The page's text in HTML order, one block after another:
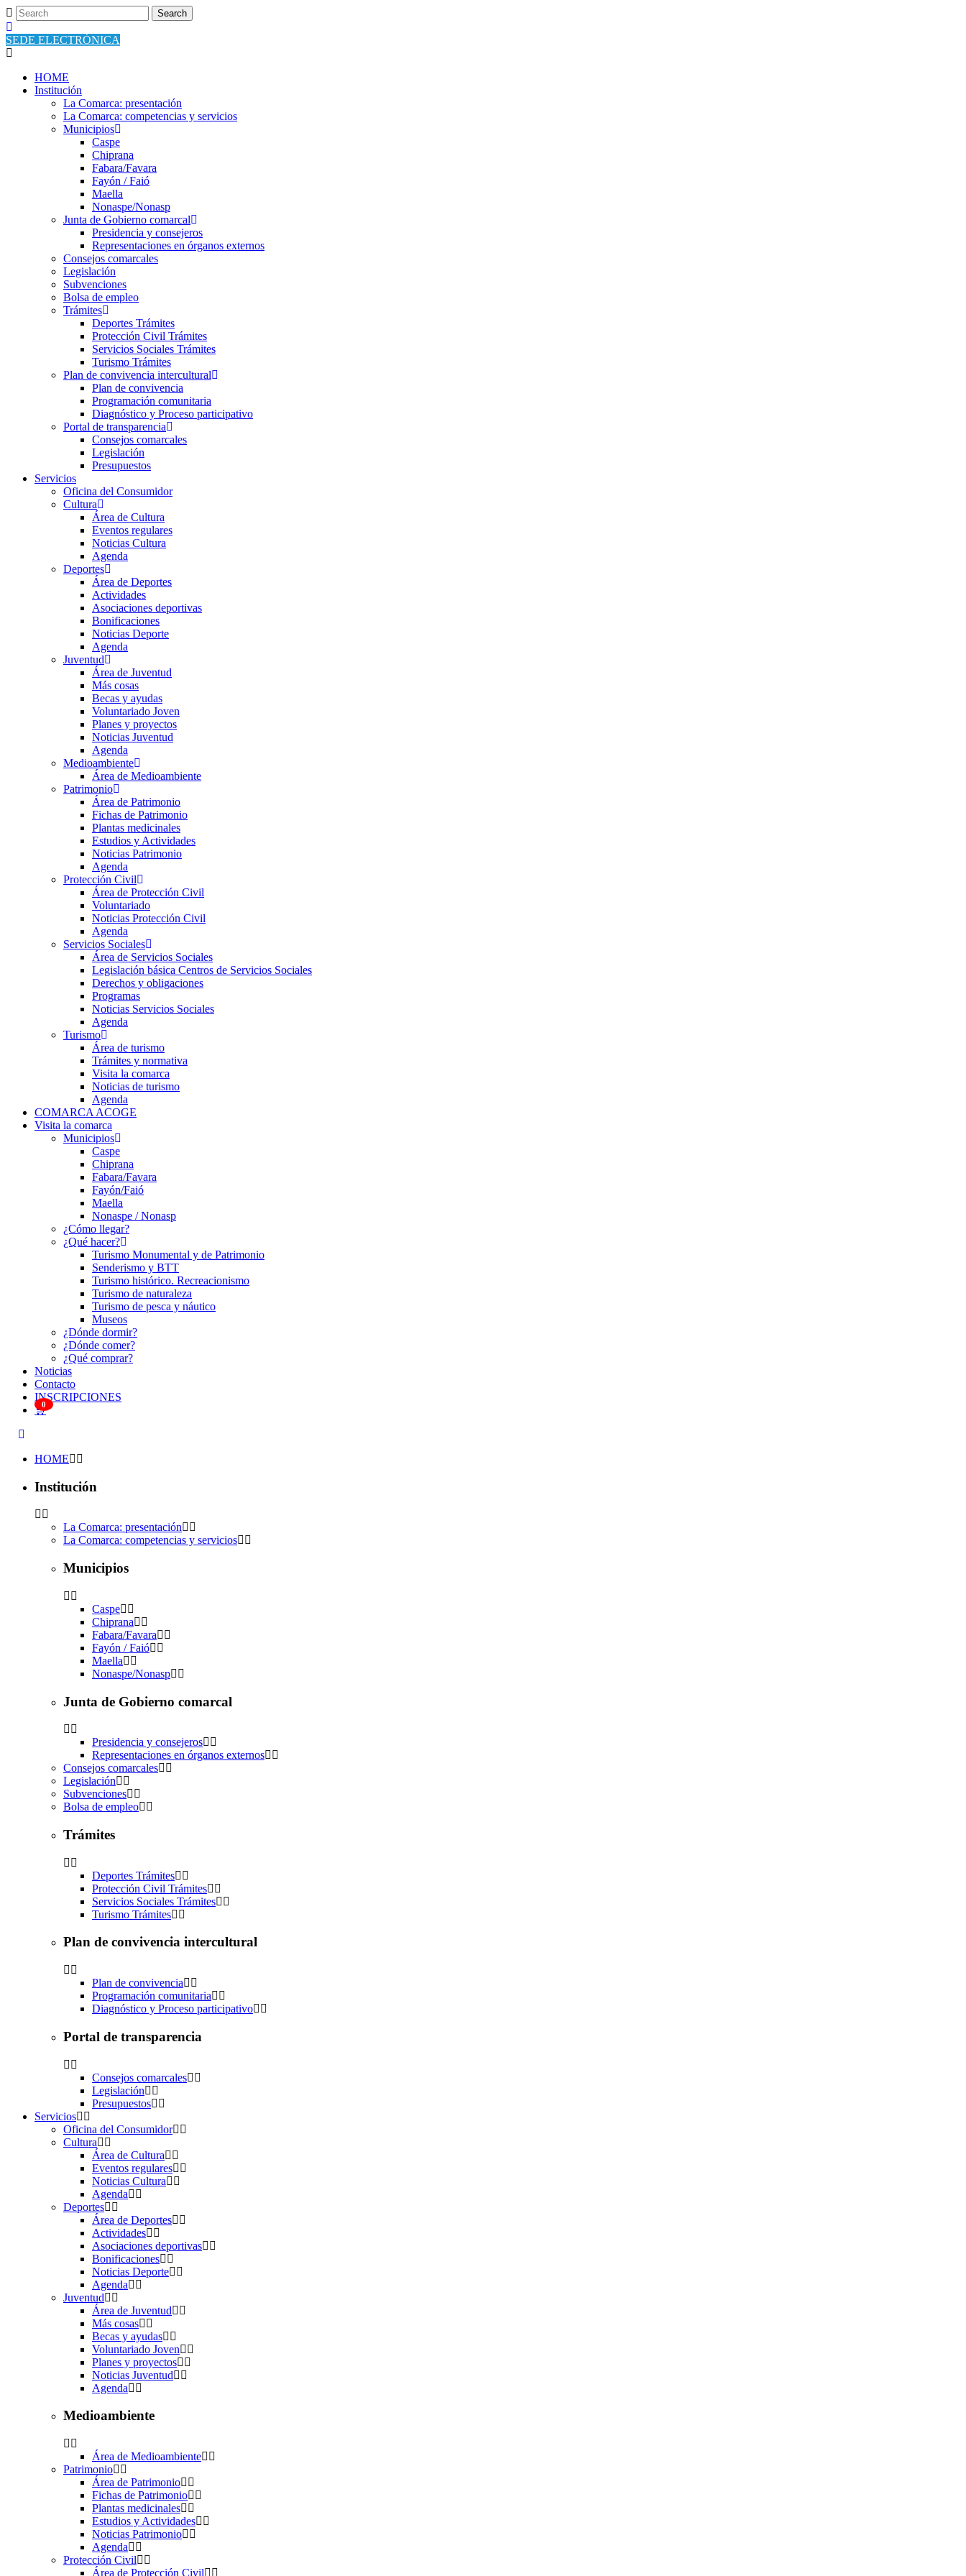
SEDE ELECTRÓNICA
HOME
Institución
La Comarca: presentación
La Comarca: competencias y servicios
Municipios
Caspe
Chiprana
Fabara/Favara
Fayón / Faió
Maella
Nonaspe/Nonasp
Junta de Gobierno comarcal
Presidencia y consejeros
Representaciones en órganos externos
Consejos comarcales
Legislación
Subvenciones
Bolsa de empleo
Trámites
Deportes Trámites
Protección Civil Trámites
Servicios Sociales Trámites
Turismo Trámites
Plan de convivencia intercultural
Plan de convivencia
Programación comunitaria
Diagnóstico y Proceso participativo
Portal de transparencia
Consejos comarcales
Legislación
Presupuestos
Servicios
Oficina del Consumidor
Cultura
Área de Cultura
Eventos regulares
Noticias Cultura
Agenda
Deportes
Área de Deportes
Actividades
Asociaciones deportivas
Bonificaciones
Noticias Deporte
Agenda
Juventud
Área de Juventud
Más cosas
Becas y ayudas
Voluntariado Joven
Planes y proyectos
Noticias Juventud
Agenda
Medioambiente
Área de Medioambiente
Patrimonio
Área de Patrimonio
Fichas de Patrimonio
Plantas medicinales
Estudios y Actividades
Noticias Patrimonio
Agenda
Protección Civil
Área de Protección Civil
Voluntariado
Noticias Protección Civil
Agenda
Servicios Sociales
Área de Servicios Sociales
Legislación básica Centros de Servicios Sociales
Derechos y obligaciones
Programas
Noticias Servicios Sociales
Agenda
Turismo
Área de turismo
Trámites y normativa
Visita la comarca
Noticias de turismo
Agenda
COMARCA ACOGE
Visita la comarca
Municipios
Caspe
Chiprana
Fabara/Favara
Fayón/Faió
Maella
Nonaspe / Nonasp
¿Cómo llegar?
¿Qué hacer?
Turismo Monumental y de Patrimonio
Senderismo y BTT
Turismo histórico. Recreacionismo
Turismo de naturaleza
Turismo de pesca y náutico
Museos
¿Dónde dormir?
¿Dónde comer?
¿Qué comprar?
Noticias
Contacto
INSCRIPCIONES
🛒
0
HOME
Institución
La Comarca: presentación
La Comarca: competencias y servicios
Municipios
Caspe
Chiprana
Fabara/Favara
Fayón / Faió
Maella
Nonaspe/Nonasp
Junta de Gobierno comarcal
Presidencia y consejeros
Representaciones en órganos externos
Consejos comarcales
Legislación
Subvenciones
Bolsa de empleo
Trámites
Deportes Trámites
Protección Civil Trámites
Servicios Sociales Trámites
Turismo Trámites
Plan de convivencia intercultural
Plan de convivencia
Programación comunitaria
Diagnóstico y Proceso participativo
Portal de transparencia
Consejos comarcales
Legislación
Presupuestos
Servicios
Oficina del Consumidor
Cultura
Área de Cultura
Eventos regulares
Noticias Cultura
Agenda
Deportes
Área de Deportes
Actividades
Asociaciones deportivas
Bonificaciones
Noticias Deporte
Agenda
Juventud
Área de Juventud
Más cosas
Becas y ayudas
Voluntariado Joven
Planes y proyectos
Noticias Juventud
Agenda
Medioambiente
Área de Medioambiente
Patrimonio
Área de Patrimonio
Fichas de Patrimonio
Plantas medicinales
Estudios y Actividades
Noticias Patrimonio
Agenda
Protección Civil
Área de Protección Civil